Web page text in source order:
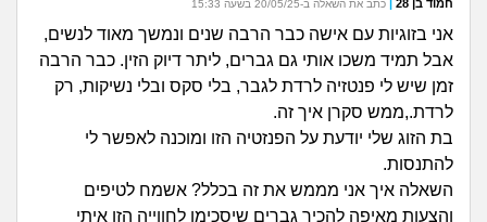
מה קורה כאן?
חמוד בן 28 | כתב את השאלה ב-20/05/25 בשעה 15:33
אני בזוגיות עם אישה כבר הרבה שנים ונמשך מאוד לנשים,
אבל תמיד משכו אותי גם גברים, ליתר דיוק הזין. כבר הרבה
זמן שיש לי פנטזיה לרדת לגבר, בלי סקס ובלי נשיקות, רק
לרדת.,ממש סקרן איך זה.
בת הזוג שלי יודעת על הפנזטיה הזו ומוכנה לאפשר לי
להתנסות.
השאלה איך אני מממש את זה בכלל? אשמח לטיפים
והצעות מאיפה להכיר גברים שיסכימו לחווייה הזו איתי